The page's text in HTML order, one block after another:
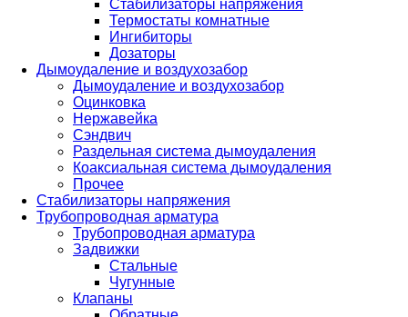
Стабилизаторы напряжения
Термостаты комнатные
Ингибиторы
Дозаторы
Дымоудаление и воздухозабор
Дымоудаление и воздухозабор
Оцинковка
Нержавейка
Сэндвич
Раздельная система дымоудаления
Коаксиальная система дымоудаления
Прочее
Стабилизаторы напряжения
Трубопроводная арматура
Трубопроводная арматура
Задвижки
Стальные
Чугунные
Клапаны